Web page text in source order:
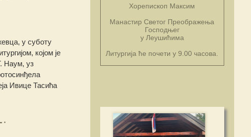
у суботу
којом је
Наум, уз
Ивице Тасића
Хорепископ Максим
Манастир Светог Преображења
Господњег
у Леушићима
Литургија ће почети у 9.00 часова.